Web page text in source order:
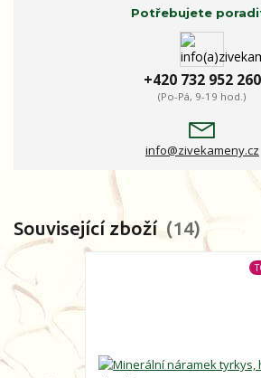
Potřebujete
+420 732 952 260
(Po-Pá, 9-19 hod.)
info@zivekameny.cz
Související zboží 14